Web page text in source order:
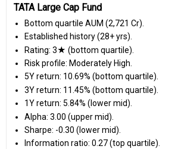
TATA Large Cap Fund
Bottom quartile AUM (₹2,721 Cr).
Established history (28+ yrs).
Rating: 3★ (bottom quartile).
Risk profile: Moderately High.
5Y return: 10.69% (bottom quartile).
3Y return: 11.45% (bottom quartile).
1Y return: 5.84% (lower mid).
Alpha: 3.00 (upper mid).
Sharpe: -0.30 (lower mid).
Information ratio: 0.27 (top quartile).